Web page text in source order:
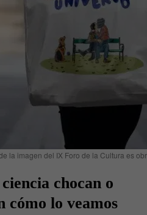
la imagen del IX Foro de la Cultura es
chocan o
cómo lo veamos